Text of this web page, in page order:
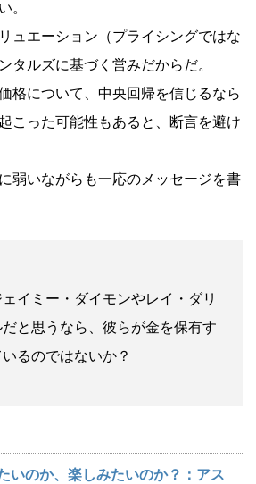
。
ュエーション（プライシングではな
タルズに基づく営みだからだ。
格について、中央回帰を信じるなら
こった可能性もあると、断言を避け
弱いながらも一応のメッセージを書
イミー・ダイモンやレイ・ダリ
と思うなら、彼らが金を保有す
るのではないか？
いのか、楽しみたいのか？：アス